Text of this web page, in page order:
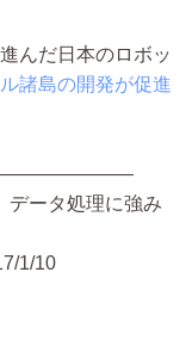
んだ日本のロボッ
諸島の開発が促進
ータ処理に強み
1/10